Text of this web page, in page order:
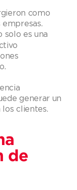
como
solo es una
generar un
clientes.
de